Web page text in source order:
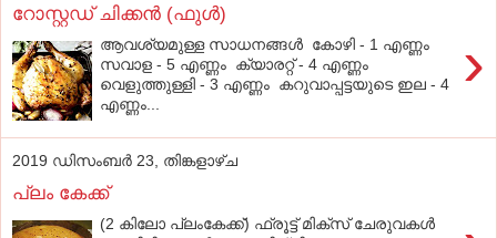
റോസ്റ്റഡ് ചിക്കന്‍ (ഫുൾ)
›
ആവശ്യമുള്ള സാധനങ്ങള്‍ കോഴി - 1 എണ്ണം
സവാള - 5 എണ്ണം ക്യാരറ്റ് - 4 എണ്ണം
വെളുത്തുള്ളി - 3 എണ്ണം കറുവാപ്പട്ടയുടെ ഇല - 4
എണ്ണം...
2019 ഡിസംബർ 23, തിങ്കളാഴ്‌ച
പ്ലം കേക്ക്
(2 കിലോ പ്ലംകേക്ക്) ഫ്രൂട്ട് മിക്സ് ചേരുവകൾ